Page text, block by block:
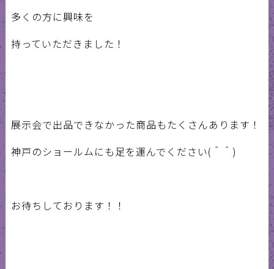
多くの方に興味を
持っていただきました！
展示会で出品できなかった商品もたくさんあります！
神戸のショールムにも足を運んでください(＾＾)
お待ちしております！！